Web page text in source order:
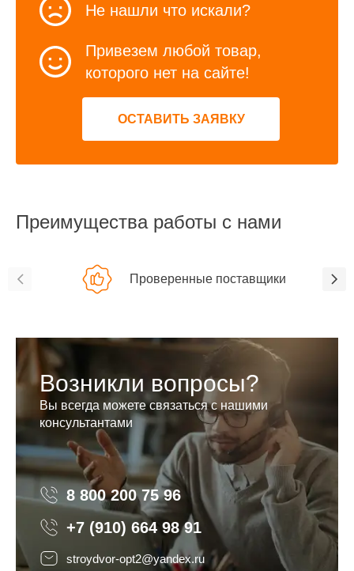
Не нашли что искали?
Привезем любой товар,
которого нет на сайте!
ОСТАВИТЬ ЗАЯВКУ
Преимущества работы с нами
Проверенные поставщики
Возникли вопросы?
Вы всегда можете связаться с нашими
консультантами
8 800 200 75 96 8 800 200 75 96
+7 (910) 664 98 91
stroydvor-opt2@yandex.ru